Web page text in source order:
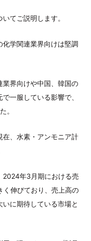
てご説明します。
学関連業界向けは堅調
界向けや中国、韓国の
一服している影響で、
。
在、水素・アンモニア計
2024年3月期における売
く伸びており、売上高の
に期待している市場と